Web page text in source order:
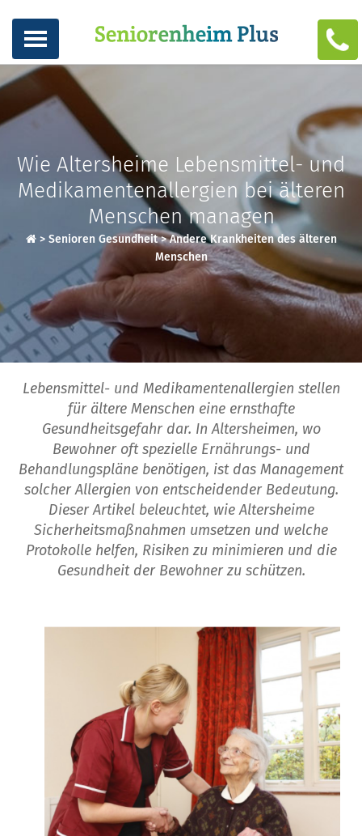
Wie Altersheime Lebensmittel- und
Medikamentenallergien bei älteren
Menschen managen
> Senioren Gesundheit>Andere Krankheiten des älteren
Menschen
Lebensmittel- und Medikamentenallergien stellen
für ältere Menschen eine ernsthafte
Gesundheitsgefahr dar. In Altersheimen, wo
Bewohner oft spezielle Ernährungs- und
Behandlungspläne benötigen, ist das Management
solcher Allergien von entscheidender Bedeutung.
Dieser Artikel beleuchtet, wie Altersheime
Sicherheitsmaßnahmen umsetzen und welche
Protokolle helfen, Risiken zu minimieren und die
Gesundheit der Bewohner zu schützen.